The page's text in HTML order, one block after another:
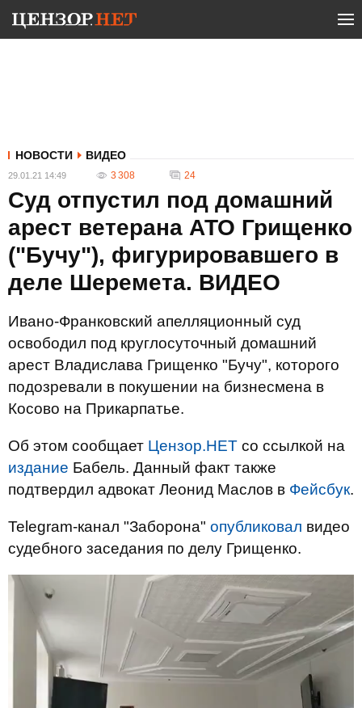
НОВОСТИ ВИДЕО
29.01.21 14:49 3 308 24
Суд отпустил под домашний
арест ветерана АТО Грищенко
("Бучу"), фигурировавшего в
деле Шеремета. ВИДЕО
Ивано-Франковский апелляционный суд
освободил под круглосуточный домашний
арест Владислава Грищенко "Бучу", которого
подозревали в покушении на бизнесмена в
Косово на Прикарпатье.
Об этом сообщает Цензор.НЕТ со ссылкой на
издание Бабель. Данный факт также
подтвердил адвокат Леонид Маслов в Фейсбук.
Telegram-канал "Заборона" опубликовал видео
судебного заседания по делу Грищенко.